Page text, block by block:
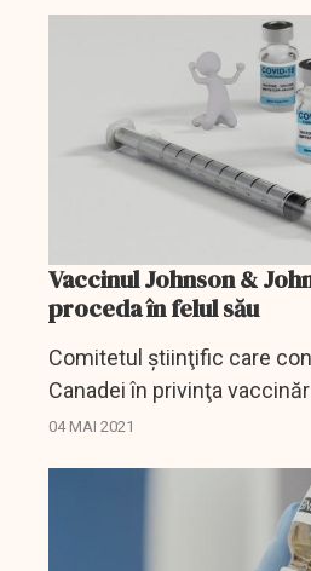
Vaccinul Johnson &
proceda în felul său
Comitetul ştiinţific care
Canadei în privinţa
luni ca vaccinul anti-
04 MAI 2021